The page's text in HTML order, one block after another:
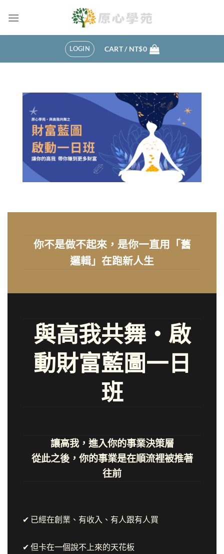
LOGIN CART / NT$0
你不是做不起來，是你一直用「舊
邏輯」在跑新人生
與高我共舞・啟
動財富藍圖一日
班
讓高我，進入你的事業決策層
從此之後，你的事業是在順流裡被推著
往前
✔ 已經在創業、有收入、有人跟有人買
✔ 但卡在一個說不上來的天花板